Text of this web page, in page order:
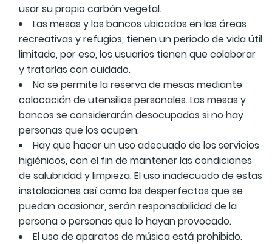
usar su propio carbón vegetal.
Las mesas y los bancos ubicados en las áreas
recreativas y refugios, tienen un periodo de vida útil
limitado, por eso, los usuarios tienen que colaborar
y tratarlas con cuidado.
No se permite la reserva de mesas mediante
colocación de utensilios personales. Las mesas y
bancos se considerarán desocupados si no hay
personas que los ocupen.
Hay que hacer un uso adecuado de los servicios
higiénicos, con el fin de mantener las condiciones
de salubridad y limpieza. El uso inadecuado de estas
instalaciones así como los desperfectos que se
puedan ocasionar, serán responsabilidad de la
persona o personas que lo hayan provocado.
El uso de aparatos de música está prohibido.